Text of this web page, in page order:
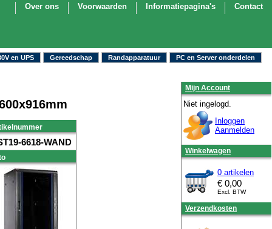
Contact
Informatiepagina's
Voorwaarden
Over ons
en UPS Gereedschap Randapparatuur
PC en Server onderdelen
6618-WAND
Mijn Account
Niet ingelogd.
Inloggen
Aanmelden
Winkelwagen
0 artikelen
€ 0,00
Excl. BTW
Verzendkosten